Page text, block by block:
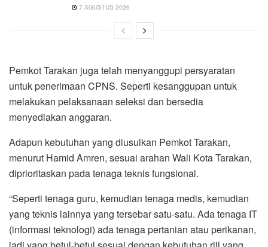
7 AGUSTUS 2026
Pemkot Tarakan juga telah menyanggupi persyaratan
untuk penerimaan CPNS. Seperti kesanggupan untuk
melakukan pelaksanaan seleksi dan bersedia
menyediakan anggaran.
Adapun kebutuhan yang diusulkan Pemkot Tarakan,
menurut Hamid Amren, sesuai arahan Wali Kota Tarakan,
diprioritaskan pada tenaga teknis fungsional.
“Seperti tenaga guru, kemudian tenaga medis, kemudian
yang teknis lainnya yang tersebar satu-satu. Ada tenaga IT
(informasi teknologi) ada tenaga pertanian atau perikanan,